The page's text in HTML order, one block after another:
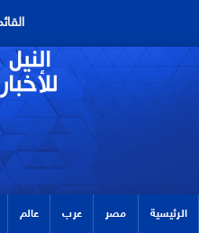
الرئيسية مصر عرب عالم